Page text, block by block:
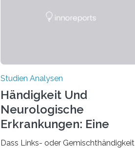
Studien Analysen
Händigkeit Und
Neurologische
Erkrankungen: Eine
Verbindung Entdecken
Dass Links- oder Gemischthändigkeit